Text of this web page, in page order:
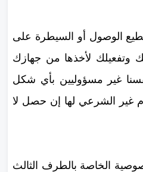
الوصول أو السيطرة على
وتفعيلك لأخذها من جهازك
غير مسؤوليين بأي شكل
غير الشرعي لها إن حصل لا
الخاصة بالطرف الثالث